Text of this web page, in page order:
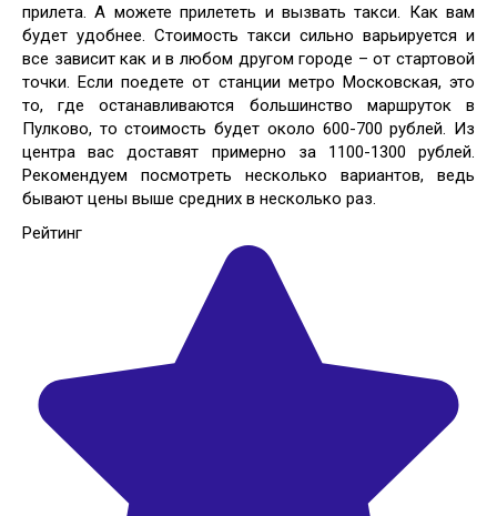
прилета. А можете прилететь и вызвать такси. Как вам
будет удобнее. Стоимость такси сильно варьируется и
все зависит как и в любом другом городе – от стартовой
точки. Если поедете от станции метро Московская, это
то, где останавливаются большинство маршруток в
Пулково, то стоимость будет около 600-700 рублей. Из
центра вас доставят примерно за 1100-1300 рублей.
Рекомендуем посмотреть несколько вариантов, ведь
бывают цены выше средних в несколько раз.
Рейтинг